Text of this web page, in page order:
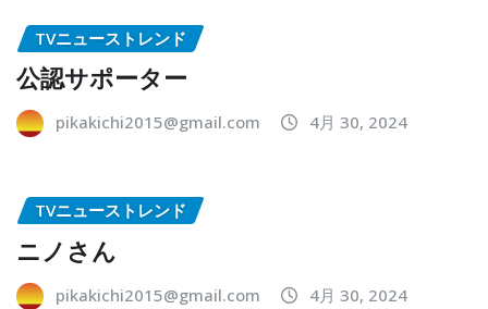
TVニューストレンド
公認サポーター
pikakichi2015@gmail.com 4月 30, 2024
TVニューストレンド
ニノさん
pikakichi2015@gmail.com 4月 30, 2024